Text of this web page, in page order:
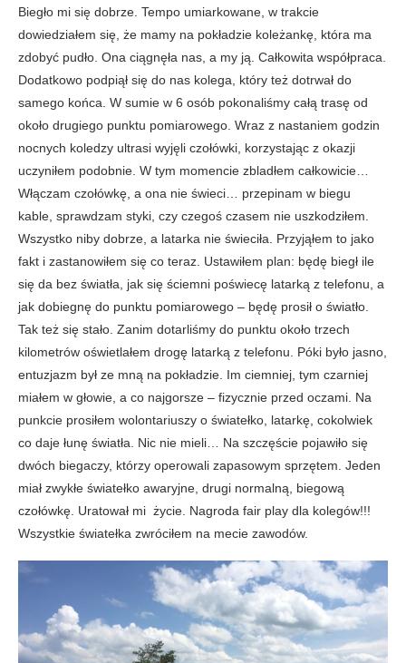
Biegło mi się dobrze. Tempo umiarkowane, w trakcie
dowiedziałem się, że mamy na pokładzie koleżankę, która ma
zdobyć pudło. Ona ciągnęła nas, a my ją. Całkowita współpraca.
Dodatkowo podpiął się do nas kolega, który też dotrwał do
samego końca. W sumie w 6 osób pokonaliśmy całą trasę od
około drugiego punktu pomiarowego. Wraz z nastaniem godzin
nocnych koledzy ultrasi wyjęli czołówki, korzystając z okazji
uczyniłem podobnie. W tym momencie zbladłem całkowicie…
Włączam czołówkę, a ona nie świeci… przepinam w biegu
kable, sprawdzam styki, czy czegoś czasem nie uszkodziłem.
Wszystko niby dobrze, a latarka nie świeciła. Przyjąłem to jako
fakt i zastanowiłem się co teraz. Ustawiłem plan: będę biegł ile
się da bez światła, jak się ściemni poświecę latarką z telefonu, a
jak dobiegnę do punktu pomiarowego – będę prosił o światło.
Tak też się stało. Zanim dotarliśmy do punktu około trzech
kilometrów oświetlałem drogę latarką z telefonu. Póki było jasno,
entuzjazm był ze mną na pokładzie. Im ciemniej, tym czarniej
miałem w głowie, a co najgorsze – fizycznie przed oczami. Na
punkcie prosiłem wolontariuszy o światełko, latarkę, cokolwiek
co daje łunę światła. Nic nie mieli… Na szczęście pojawiło się
dwóch biegaczy, którzy operowali zapasowym sprzętem. Jeden
miał zwykłe światełko awaryjne, drugi normalną, biegową
czołówkę. Uratował mi życie. Nagroda fair play dla kolegów!!!
Wszystkie światełka zwróciłem na mecie zawodów.